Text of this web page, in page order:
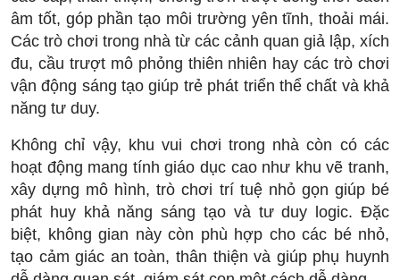
âm tốt, góp phần tạo môi trường yên tĩnh, thoải mái.
Các trò chơi trong nhà từ các cảnh quan giả lập, xích
đu, cầu trượt mô phỏng thiên nhiên hay các trò chơi
vận động sáng tạo giúp trẻ phát triển thể chất và khả
năng tư duy.
Không chỉ vậy, khu vui chơi trong nhà còn có các
hoạt động mang tính giáo dục cao như khu vẽ tranh,
xây dựng mô hình, trò chơi trí tuệ nhỏ gọn giúp bé
phát huy khả năng sáng tạo và tư duy logic. Đặc
biệt, không gian này còn phù hợp cho các bé nhỏ,
tạo cảm giác an toàn, thân thiện và giúp phụ huynh